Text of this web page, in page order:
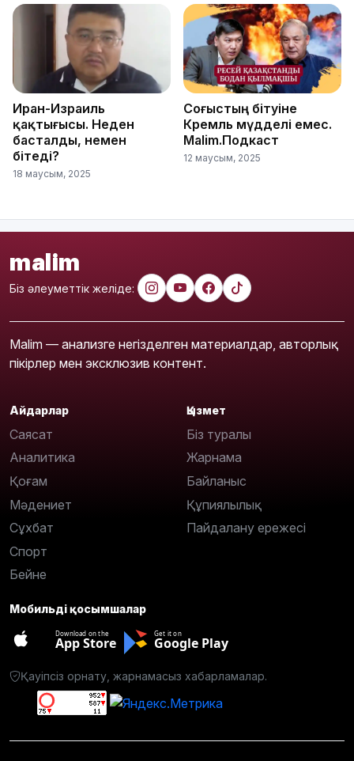
Иран-Израиль
қақтығысы. Неден
басталды, немен
бітеді?
18 маусым, 2025
Соғыстың бітуіне
Кремль мүдделі емес.
Malim.Подкаст
12 маусым, 2025
malim
Біз әлеуметтік желіде:
Malim — анализге негізделген материалдар, авторлық
пікірлер мен эксклюзив контент.
Айдарлар
Саясат
Аналитика
Қоғам
Мәдениет
Сұхбат
Спорт
Бейне
Қызмет
Біз туралы
Жарнама
Байланыс
Құпиялылық
Пайдалану ережесі
Мобильді қосымшалар
Download on the
App Store
Get it on
Google Play
Қауіпсіз орнату, жарнамасыз хабарламалар.